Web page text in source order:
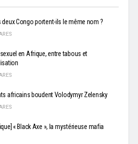
deux Congo portent-ils le même nom ?
en Afrique, entre tabous et
africains boudent Volodymyr Zelensky
« Black Axe », la mystérieuse mafia